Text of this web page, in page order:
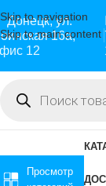
Skip to navigation
Skip to main content
Донецк, ул.
16а,
12
Просмотр